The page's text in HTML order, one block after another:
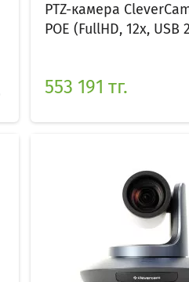
PTZ-камера
POE (FullHD, 12x, USB
553 191 тг.